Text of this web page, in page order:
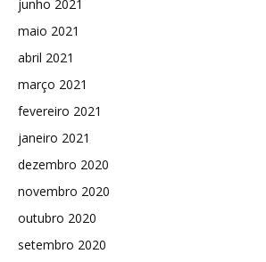
junho 2021
maio 2021
abril 2021
março 2021
fevereiro 2021
janeiro 2021
dezembro 2020
novembro 2020
outubro 2020
setembro 2020